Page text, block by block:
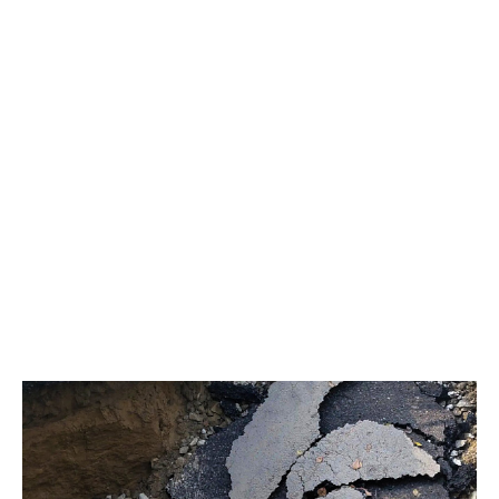
межведомственным взаимодействием, однако заверили, что
все замечания учтены и ведётся поиск дополнительных
источников финансирования. Особое внимание
парламентарии уделили ходу работ на объекте «Березовая
аллея». Сроки явно затягиваются, и депутаты опасаются, что
подрядчик не успеет завершить всё к установленному сроку,